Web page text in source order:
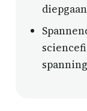
spanning